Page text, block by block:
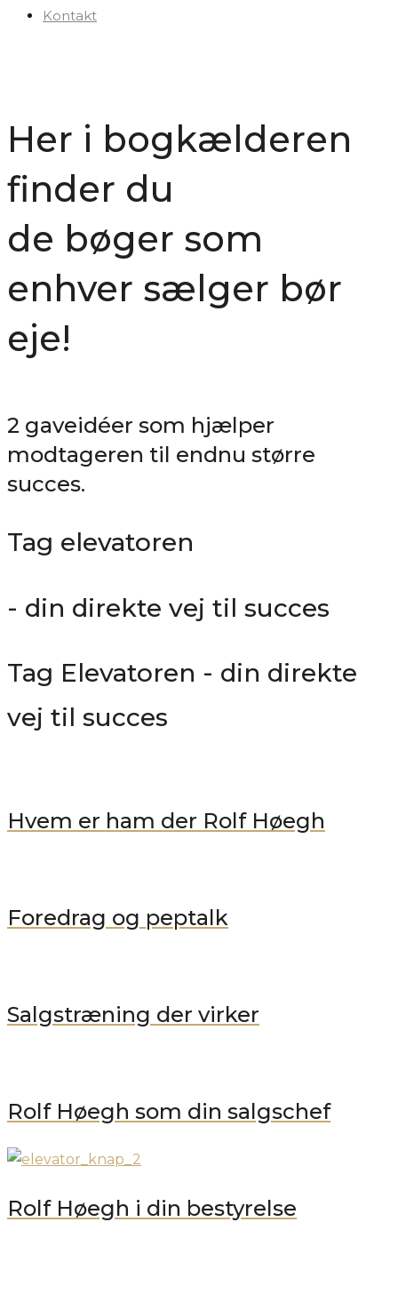
Kontakt
Her i bogkælderen
finder du
de bøger som
enhver sælger bør
eje!
2 gaveidéer som hjælper
modtageren til endnu større
succes.
Tag elevatoren
- din direkte vej til succes
Tag Elevatoren - din direkte
vej til succes
Hvem er ham der Rolf Høegh
Foredrag og peptalk
Salgstræning der virker
Rolf Høegh som din salgschef
Rolf Høegh i din bestyrelse